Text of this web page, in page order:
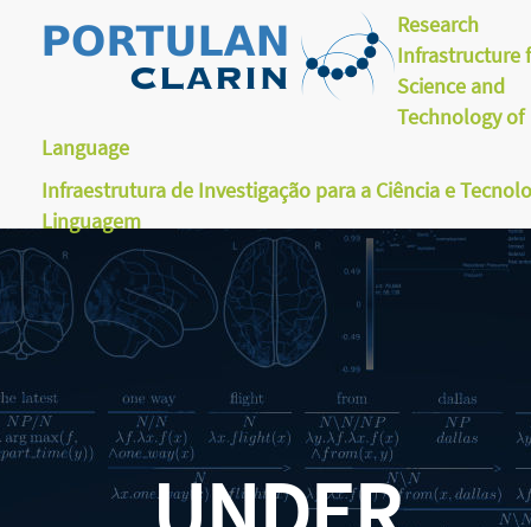
Research
Infrastructure
Science and
Technology of
Language
Infraestrutura de Investigação para a Ciência e
Linguagem